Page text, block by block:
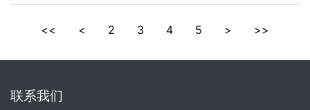
<< < 2 3 4 5 > >>
联系我们